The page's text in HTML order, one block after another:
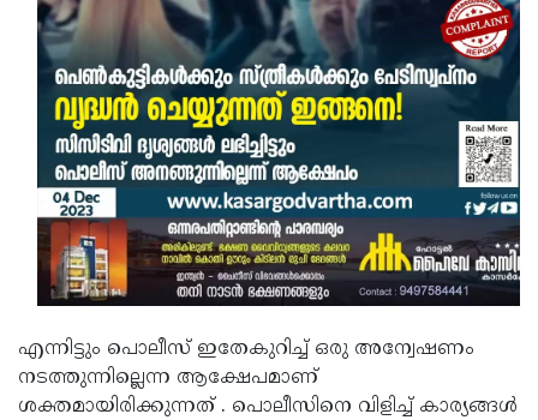
എന്നിട്ടും പൊലീസ് ഇതേകുറിച്ച് ഒരു അന്വേഷണം
നടത്തുന്നില്ലെന്ന ആക്ഷേപമാണ്
ശക്തമായിരിക്കുന്നത് . പൊലീസിനെ വിളിച്ച് കാര്യങ്ങൾ